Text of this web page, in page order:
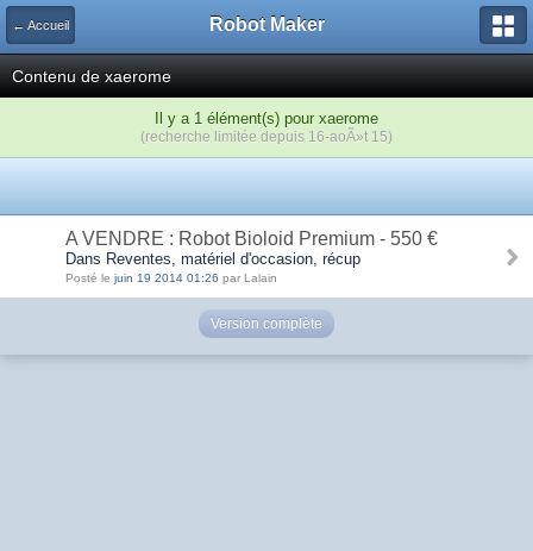
← Accueil Robot Maker
Contenu de xaerome
Il y a 1 élément(s) pour xaerome
(recherche limitée depuis 16-aoÃ»t 15)
A VENDRE : Robot Bioloid Premium - 550 €
Dans Reventes, matériel d'occasion, récup
Posté le juin 19 2014 01:26 par Lalain
Version complète